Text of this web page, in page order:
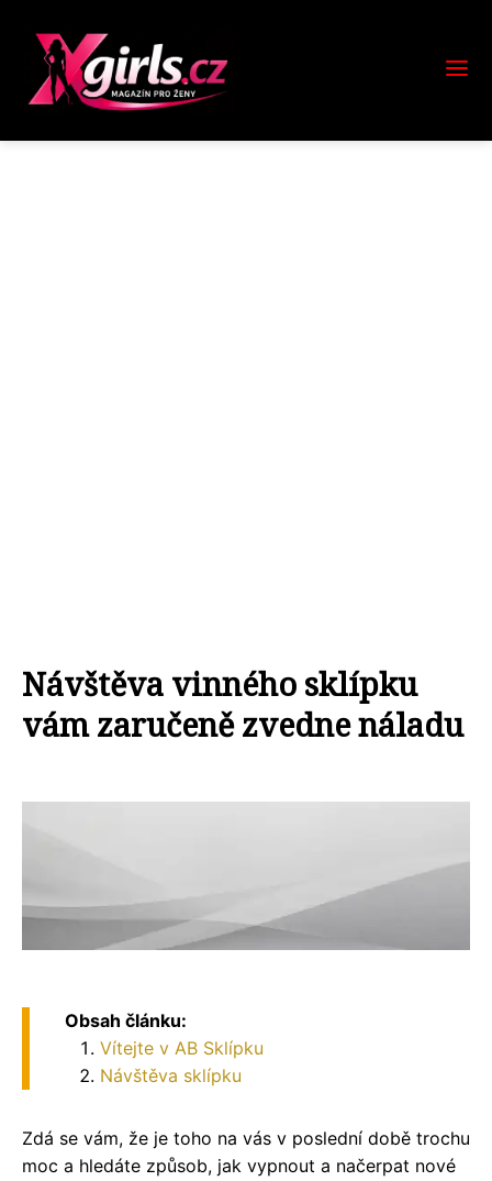
Návštěva vinného sklípku
vám zaručeně zvedne náladu
Obsah článku:
Vítejte v AB Sklípku
Návštěva sklípku
Zdá se vám, že je toho na vás v poslední době trochu
moc a hledáte způsob, jak vypnout a načerpat nové